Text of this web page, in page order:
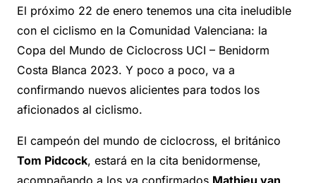
El próximo 22 de enero tenemos una cita ineludible
con el ciclismo en la Comunidad Valenciana: la
Copa del Mundo de Ciclocross UCI – Benidorm
Costa Blanca 2023. Y poco a poco, va a
confirmando nuevos alicientes para todos los
aficionados al ciclismo.
El campeón del mundo de ciclocross, el británico
Tom Pidcock, estará en la cita benidormense,